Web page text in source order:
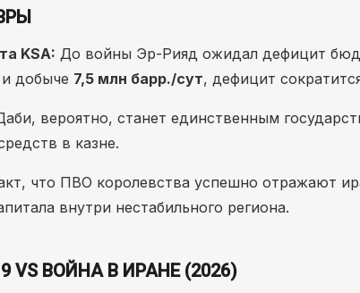
KSA: До войны Эр-Рияд ожидал дефицит
и добыче 7,5 млн барр./сут, дефицит
вероятно, станет единственным
в казне.
что ПВО королевства успешно отражают
внутри нестабильного региона.
VS ВОЙНА В ИРАНЕ (2026)